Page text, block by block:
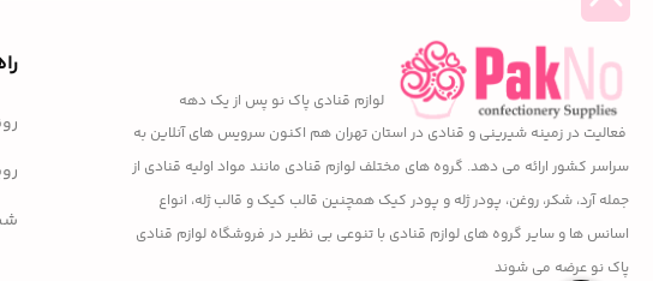
لوازم قنادی پاک نو پس از یک دهه
فعالیت در زمینه شیرینی و قنادی در استان تهران هم اکنون سرویس های آنلاین به
سراسر کشور ارائه می دهد. گروه های مختلف لوازم قنادی مانند مواد اولیه قنادی از
جمله آرد، شکر، روغن، پودر ژله و پودر کیک همچنین قالب کیک و قالب ژله، انواع
اسانس ها و سایر گروه های لوازم قنادی با تنوعی بی نظیر در فروشگاه لوازم قنادی
پاک نو عرضه می شوند